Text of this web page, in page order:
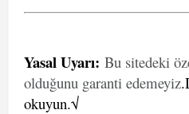
Yasal Uyarı: Bu sitedeki
olduğunu garanti edemeyiz.
okuyun.√